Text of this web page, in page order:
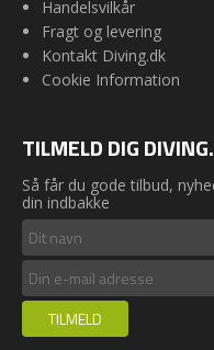
Handelsvilkår
Fragt og levering
Kontakt Diving.dk
Cookie Information
TILMELD DIG
Så får du gode tilbud,
din indbakke